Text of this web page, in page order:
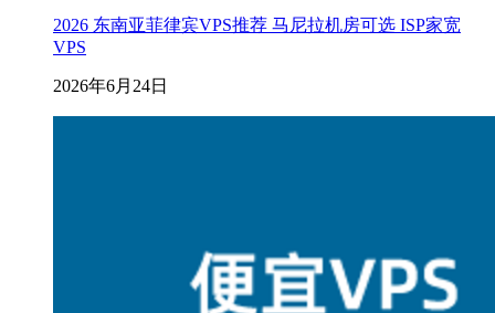
2026 东南亚菲律宾VPS推荐 马尼拉机房可选 ISP家宽
VPS
2026年6月24日